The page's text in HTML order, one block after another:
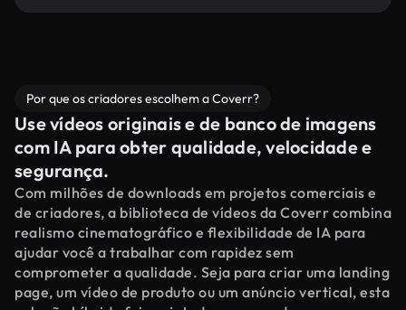
Por que os criadores escolhem a Coverr?
Use vídeos originais e de banco de imagens
com IA para obter qualidade, velocidade e
segurança.
Com milhões de downloads em projetos comerciais e
de criadores, a biblioteca de vídeos da Coverr combina
realismo cinematográfico e flexibilidade de IA para
ajudar você a trabalhar com rapidez sem
comprometer a qualidade. Seja para criar uma landing
page, um vídeo de produto ou um anúncio vertical, esta